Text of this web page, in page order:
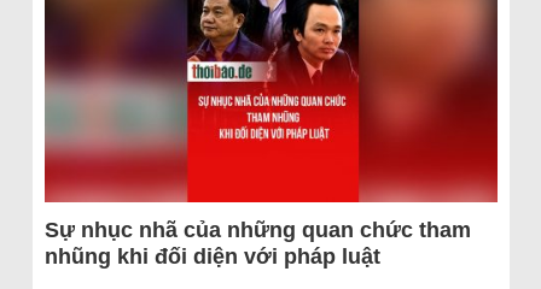
Sự nhục nhã của những quan chức tham
nhũng khi đối diện với pháp luật